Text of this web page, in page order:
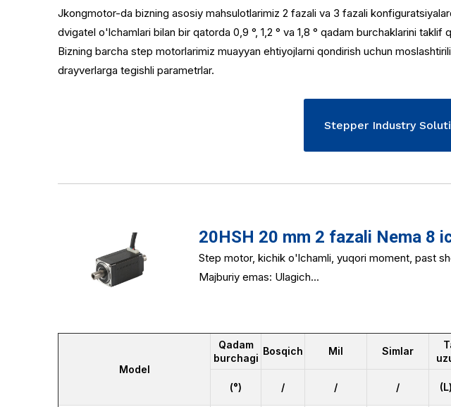
Jkongmotor-da bizning asosiy mahsulotlarimiz 2 fazali va 3 fazali
dvigatel o'lchamlari bilan bir qatorda 0,9 °, 1,2 ° va 1,8 ° qadam burchaklarini taklif
Bizning barcha step motorlarimiz muayyan ehtiyojlarni qondirish uchun
drayverlarga tegishli parametrlar.
Stepper Industry
20HSH 20 mm 2 fazali Nema 8
Step motor, kichik o'lchamli, yuqori moment, past
Majburiy emas: Ulagich...
Model
Qadam
burchagi
Bosqich Mil Simlar
(°) / / /